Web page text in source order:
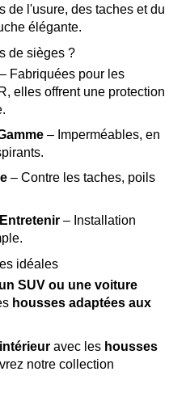
de l'usure, des taches et du
élégante.
de sièges ?
– Fabriquées pour les
elles offrent une protection
– Imperméables, en
– Contre les taches, poils
– Installation
idéales
SUV ou une voiture
housses adaptées aux
avec les housses
notre collection